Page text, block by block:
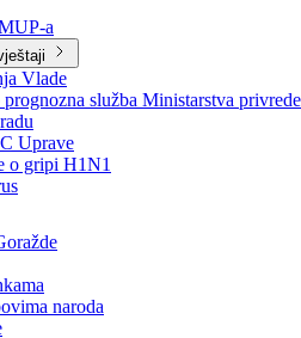
a
Vlade
služba Ministarstva privrede
Uprave
o gripi H1N1